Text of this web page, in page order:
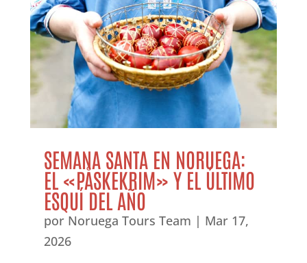
SEMANA SANTA EN NORUEGA:
EL «PÅSKEKRIM» Y EL ÚLTIMO
ESQUÍ DEL AÑO
por Noruega Tours Team | Mar 17,
2026